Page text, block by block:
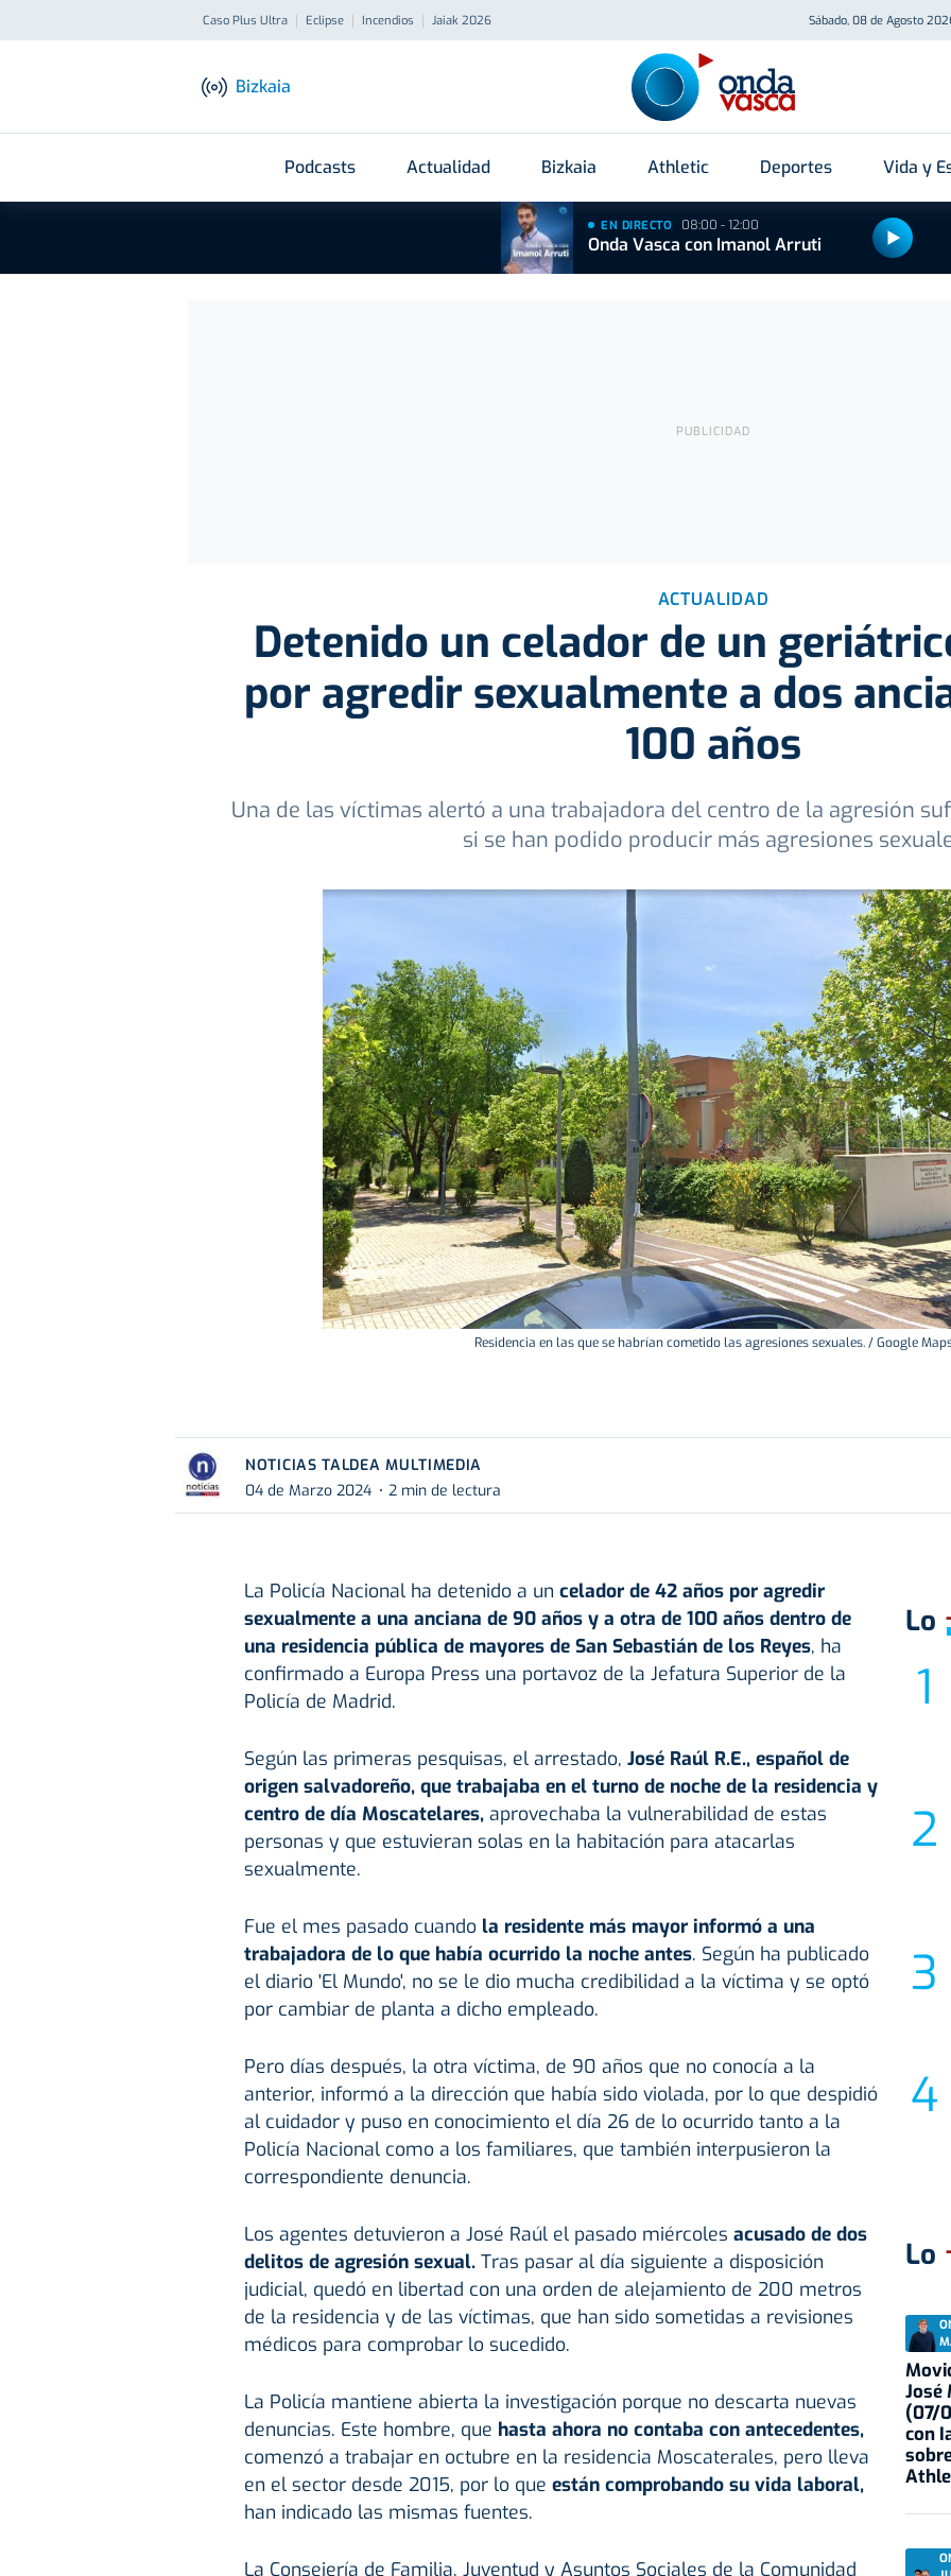
Caso Plus Ultra Eclipse Incendios Jaiak 2026 Sábado, 08 de Agosto
Bizkaia
Podcasts Actualidad Bizkaia Athletic Deportes Vida y
EN DIRECTO 08:00 - 12:00
Onda Vasca con Imanol Arruti
ACTUALIDAD
Detenido un celador de un
por agredir sexualmente a dos
100 años
Una de las víctimas alertó a una trabajadora del centro de la agresión
si se han podido producir más agresiones
Residencia en las que se habrían cometido las agresiones sexuales. / Google
NOTICIAS TALDEA MULTIMEDIA
04 de Marzo 2024
2 min de lectura
La Policía Nacional ha detenido a un celador de 42 años por agredir
sexualmente a una anciana de 90 años y a otra de 100 años dentro de
una residencia pública de mayores de San Sebastián de los Reyes, ha
confirmado a Europa Press una portavoz de la Jefatura Superior de la
Policía de Madrid.
Según las primeras pesquisas, el arrestado, José Raúl R.E., español de
origen salvadoreño, que trabajaba en el turno de noche de la residencia y
centro de día Moscatelares,aprovechaba la vulnerabilidad de estas
personas y que estuvieran solas en la habitación para atacarlas
sexualmente.
Fue el mes pasado cuando la residente más mayor informó a una
trabajadora de lo que había ocurrido la noche antes. Según ha publicado
el diario 'El Mundo', no se le dio mucha credibilidad a la víctima y se optó
por cambiar de planta a dicho empleado.
Pero días después, la otra víctima, de 90 años que no conocía a la
anterior, informó a la dirección que había sido violada, por lo que despidió
al cuidador y puso en conocimiento el día 26 de lo ocurrido tanto a la
Policía Nacional como a los familiares, que también interpusieron la
correspondiente denuncia.
Los agentes detuvieron a José Raúl el pasado miércoles acusado de dos
delitos de agresión sexual.Tras pasar al día siguiente a disposición
judicial, quedó en libertad con una orden de alejamiento de 200 metros
de la residencia y de las víctimas, que han sido sometidas a revisiones
médicos para comprobar lo sucedido.
La Policía mantiene abierta la investigación porque no descarta nuevas
denuncias. Este hombre, que hasta ahora no contaba con antecedentes,
comenzó a trabajar en octubre en la residencia Moscaterales, pero lleva
en el sector desde 2015, por lo que están comprobando su vida laboral,
han indicado las mismas fuentes.
La Consejería de Familia, Juventud y Asuntos Sociales de la Comunidad
Lo
Lo
José
(07/
con